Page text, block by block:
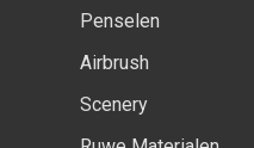
Penselen
Airbrush
Scenery